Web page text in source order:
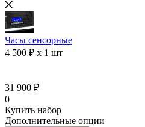
Часы сенсорные
4 500 ₽ x 1 шт
31 900 ₽
0
Купить набор
Дополнительные опции